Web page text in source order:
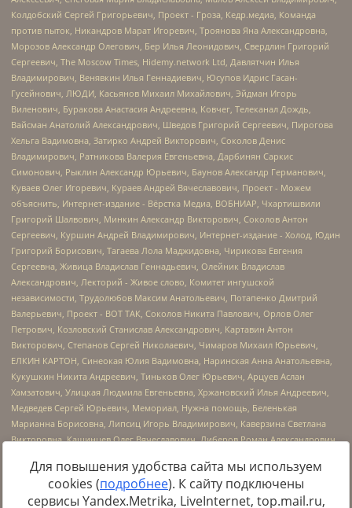
Для повышения удобства сайта мы используем
cookies (подробнее). К сайту подключены
сервисы Yandex.Metrika, LiveInternet, top.mail.ru,